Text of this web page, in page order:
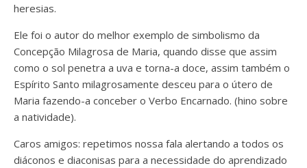
heresias.
Ele foi o autor do melhor exemplo de simbolismo da
Concepção Milagrosa de Maria, quando disse que assim
como o sol penetra a uva e torna-a doce, assim também o
Espírito Santo milagrosamente desceu para o útero de
Maria fazendo-a conceber o Verbo Encarnado. (hino sobre
a natividade).
Caros amigos: repetimos nossa fala alertando a todos os
diáconos e diaconisas para a necessidade do aprendizado